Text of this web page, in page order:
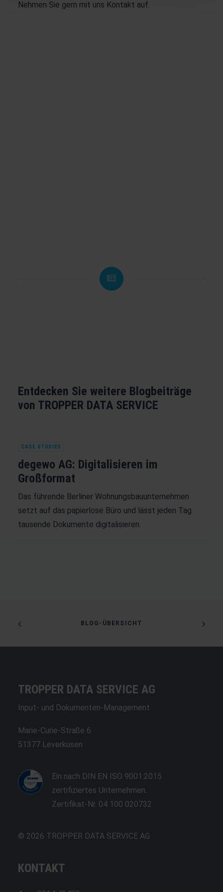
Nehmen Sie gern mit uns Kontakt auf.
Entdecken Sie weitere Blogbeiträge
von TROPPER DATA SERVICE
CASE STUDIES
degewo AG: Digitalisieren im
Großformat
Das führende Berliner Wohnungsbauunternehmen
setzt auf das papierlose Büro und lässt jeden Tag
tausende Dokumente digitalisieren.
BLOG-ÜBERSICHT
TROPPER DATA SERVICE AG
Input- und Dokumenten-Management
Marie-Curie-Straße 6
51377 Leverkusen
Ein nach DIN EN ISO 9001:2015
zertifiziertes Unternehmen.
Zertifikat-Nr. 04 100 020732
© 2026 TROPPER DATA SERVICE AG
KONTAKT